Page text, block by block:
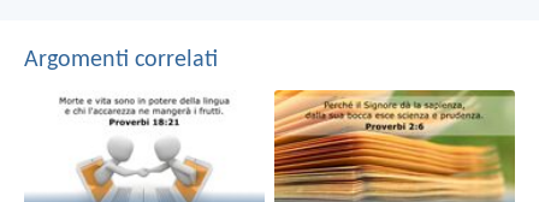
Argomenti correlati